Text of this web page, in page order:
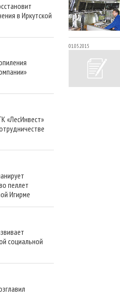
в Иркутской
«ЛесИнвест»
пеллет
Игирме
социальной
01.05.2015